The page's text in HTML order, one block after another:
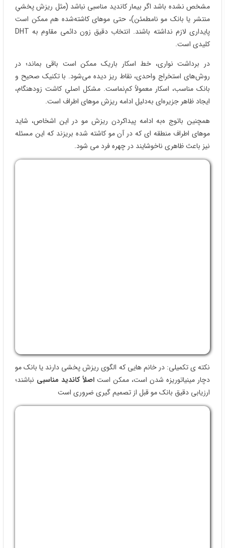
مشخص نشده باشد اگر بیمار کاندید مناسبی نباشد (مثل ریزش پخشیِ
منتشر یا بانک مو نامطمئن)، حتی موهای کاشته‌شده هم ممکن است
پایداری لازم نداشته باشند. انتخاب دقیق زون دائمی مقاوم به DHT
کلیدی است.
در برداشت نواری، خط اسکار باریک ممکن است باقی بماند؛ در
روش‌های استخراج واحدی، نقاط ریز دیده می‌شود. با تکنیک صحیح و
بانک مناسب، اسکار معمولاً کم‌نماست. مشکل اصلیِ کاشت زودهنگام،
ایجاد ظاهر جزیره‌ای به‌دلیل ادامه ریزش موهای اطراف است.
همچنین باتوج ه‌به ادامه پیداکردن ریزش مو در این اشخاص، شاید
موهای اطراف منطقه‌ ای که در آن مو کاشته شده بریزند که این مسئله
نیز باعث ظاهری ناخوشایند در چهره فرد می‌ شود.
آن‌ها را شکل دهید. به‌ خصوص اگرچند روز قبل از تعطیلات نوروز به
کاشت مو بپردازید، می‌توانید از زمان تعطیلات استفاده کنید و در منزل
بهبود پیدا کنید.
نکته: تماس مستقیم با باران / باد شدید را در هفتهٔ اول محدود کنید و
دستور شست‌ و شو را دقیق رعایت کنید